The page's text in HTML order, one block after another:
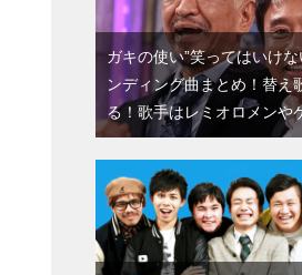
ガキの使い”笑ってはいけな
ンディング曲まとめ！替え
る！歌手はレミオロメンや